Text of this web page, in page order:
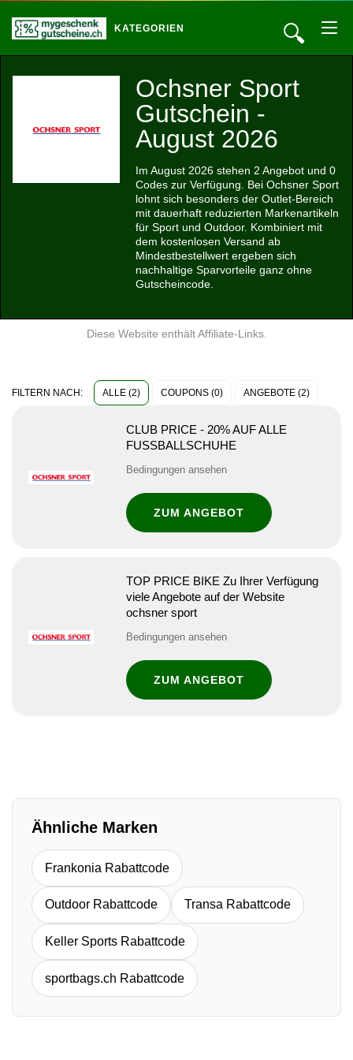
🔍
KATEGORIEN
Ochsner Sport
Gutschein -
August 2026
Im August 2026 stehen 2 Angebot und 0
Codes zur Verfügung. Bei Ochsner Sport
lohnt sich besonders der Outlet-Bereich
mit dauerhaft reduzierten Markenartikeln
für Sport und Outdoor. Kombiniert mit
dem kostenlosen Versand ab
Mindestbestellwert ergeben sich
nachhaltige Sparvorteile ganz ohne
Gutscheincode.
Diese Website enthält Affiliate-Links.
FILTERN NACH: ALLE (2) COUPONS (0) ANGEBOTE (2)
CLUB PRICE - 20% AUF ALLE
FUSSBALLSCHUHE
Bedingungen ansehen
ZUM ANGEBOT
TOP PRICE BIKE Zu Ihrer Verfügung
viele Angebote auf der Website
ochsner sport
Bedingungen ansehen
ZUM ANGEBOT
Ähnliche Marken
Frankonia Rabattcode
Outdoor Rabattcode Transa Rabattcode
Keller Sports Rabattcode
sportbags.ch Rabattcode